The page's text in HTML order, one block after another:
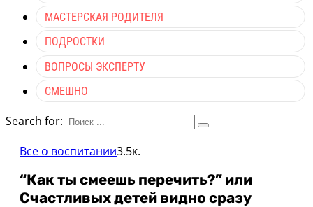
МАСТЕРСКАЯ РОДИТЕЛЯ
ПОДРОСТКИ
ВОПРОСЫ ЭКСПЕРТУ
СМЕШНО
Search for:
Все о воспитании3.5к.
“Как ты смеешь перечить?” или
Счастливых детей видно сразу